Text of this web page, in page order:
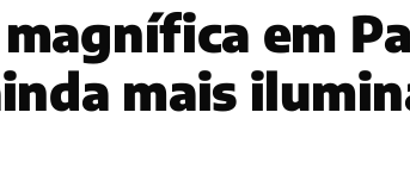
magnífica em
mais